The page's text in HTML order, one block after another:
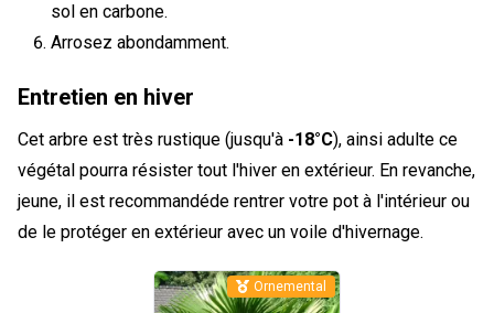
sol en carbone.
Arrosez abondamment.
Entretien en hiver
Cet arbre est très rustique (jusqu'à -18°C), ainsi adulte ce
végétal pourra résister tout l'hiver en extérieur. En revanche,
jeune, il est recommandéde rentrer votre pot à l'intérieur ou
de le protéger en extérieur avec un voile d'hivernage.
Ornemental